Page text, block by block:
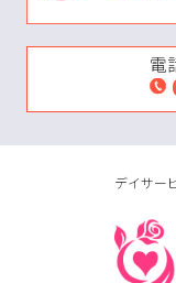
電
デイサー